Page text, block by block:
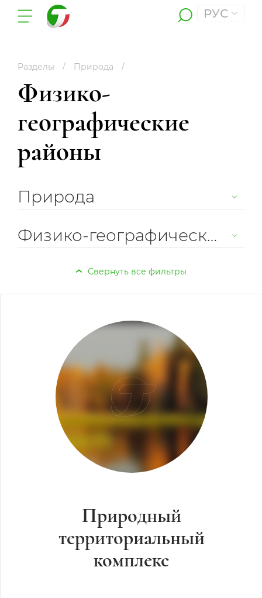
РУС
Разделы Природа
Физико-
географические
районы
Природа
Физико-географические районы
Природный
территориальный
комплекс